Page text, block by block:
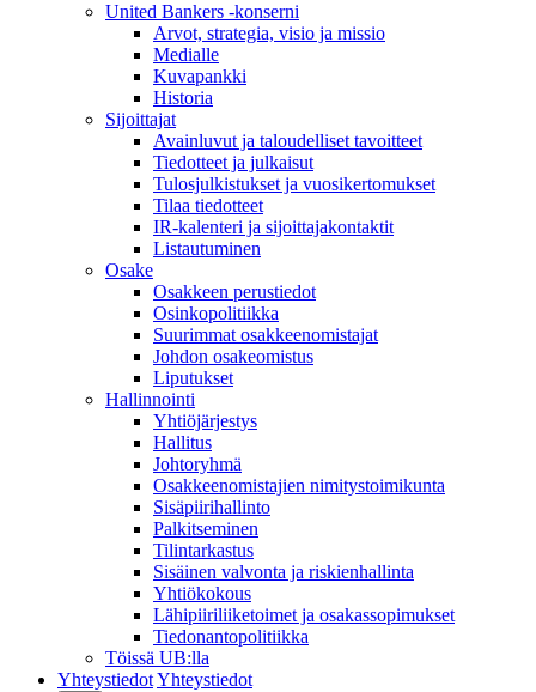
United Bankers -konserni
Arvot, strategia, visio ja missio
Medialle
Kuvapankki
Historia
Sijoittajat
Avainluvut ja taloudelliset tavoitteet
Tiedotteet ja julkaisut
Tulosjulkistukset ja vuosikertomukset
Tilaa tiedotteet
IR-kalenteri ja sijoittajakontaktit
Listautuminen
Osake
Osakkeen perustiedot
Osinkopolitiikka
Suurimmat osakkeenomistajat
Johdon osakeomistus
Liputukset
Hallinnointi
Yhtiöjärjestys
Hallitus
Johtoryhmä
Osakkeenomistajien nimitystoimikunta
Sisäpiirihallinto
Palkitseminen
Tilintarkastus
Sisäinen valvonta ja riskienhallinta
Yhtiökokous
Lähipiiriliiketoimet ja osakassopimukset
Tiedonantopolitiikka
Töissä UB:lla
YhteystiedotYhteystiedot